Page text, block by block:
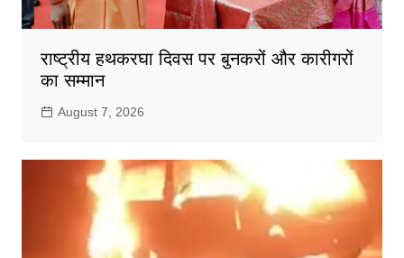
राष्ट्रीय हथकरघा दिवस पर बुनकरों और कारीगरों
का सम्मान
August 7, 2026